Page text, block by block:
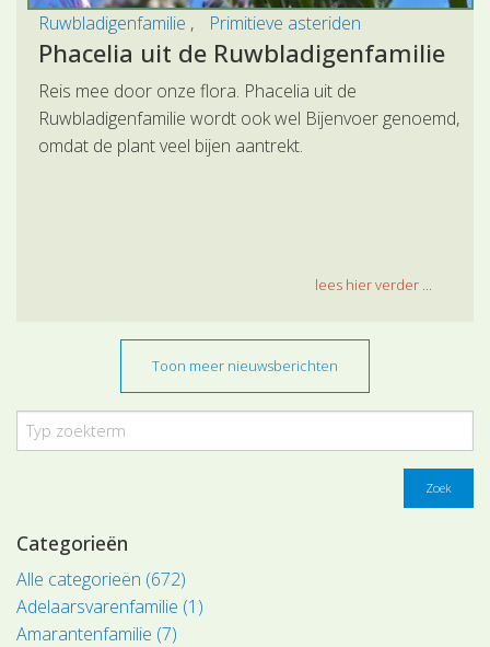
Ruwbladigenfamilie Primitieve asteriden
Phacelia uit de Ruwbladigenfamilie
Reis mee door onze flora. Phacelia uit de
Ruwbladigenfamilie wordt ook wel Bijenvoer genoemd,
omdat de plant veel bijen aantrekt.
lees hier verder ...
Toon meer nieuwsberichten
Zoek
Categorieën
Alle categorieën (672)
Adelaarsvarenfamilie (1)
Amarantenfamilie (7)